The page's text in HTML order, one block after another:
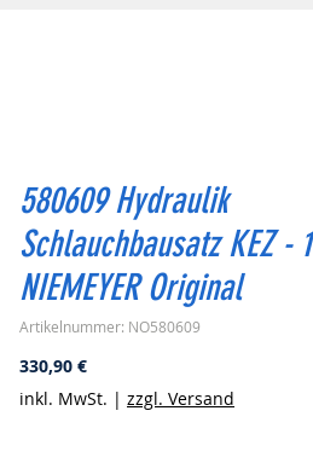
580609 Hydraulik
Schlauchbausatz KEZ - 1
NIEMEYER Original
Artikelnummer: NO580609
330,90 €Preis
inkl. MwSt. | zzgl. Versand